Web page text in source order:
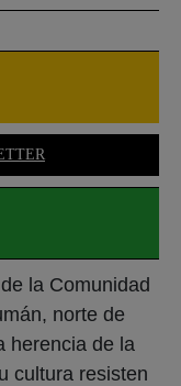
la Comunidad
norte de
herencia de la
cultura resisten